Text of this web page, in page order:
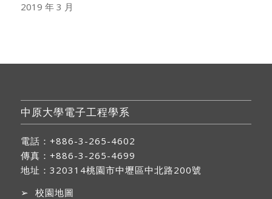
2019 年 3 月
中原大學電子工程學系
電話：+886-3-265-4602
傳真：+886-3-265-4699
地址： 320314桃園市中壢區中北路200號
➢ 校園地圖